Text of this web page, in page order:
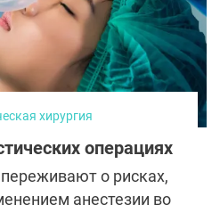
хирургия
операциях
о рисках,
анестезии во